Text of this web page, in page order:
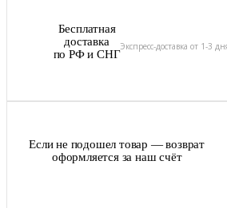
Бесплатная
доставка
по РФ и СНГ
Экспресс-доставка от 1-3
Если не подошел товар — возврат
оформляется за наш счёт